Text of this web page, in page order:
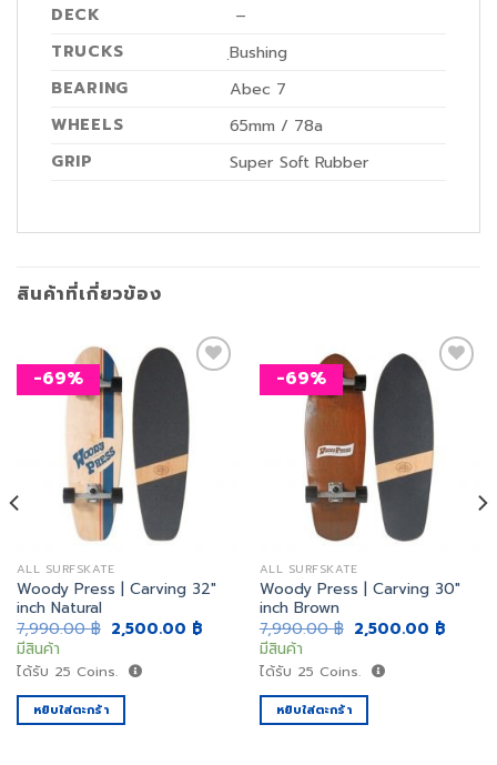
DECK
–
TRUCKS
ฺBushing
BEARING
Abec 7
WHEELS
65mm / 78a
GRIP
Super Soft Rubber
สินค้าที่เกี่ยวข้อง
-69%
ALL SURFSKATE
Woody Press | Carving 32″
inch Natural
7,990.00฿ Original
price
7,990.00 ฿.
2,500.00 ฿Current
2,500.00 ฿.
มีสินค้า
ได้รับ 25 Coins.
หยิบใส่ตะกร้า
-69%
ALL SURFSKATE
Woody Press | Carving 30″
inch Brown
7,990.00฿ Original
price
7,990.00 ฿.
2,500.00 ฿
มีสินค้า
ได้รับ 25 Coins.
หยิบใส่ตะกร้า
฿.